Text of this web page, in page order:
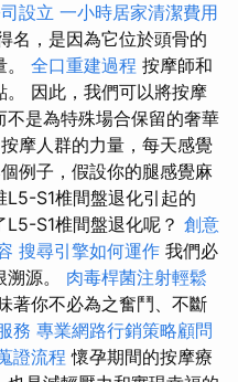
設立 一小時居家清潔費用
名，是因為它位於頭骨的
全口重建過程 按摩師和
因此，我們可以將按摩
是為特殊場合保留的奢華
摩人群的力量，每天感覺
例子，假設你的腿感覺麻
S1椎間盤退化引起的
S1椎間盤退化呢？ 創意
搜尋引擎如何運作 我們必
源。 肉毒桿菌注射輕鬆
著你不必為之奮鬥、不斷
務 專業網路行銷策略顧問
證流程 懷孕期間的按摩療